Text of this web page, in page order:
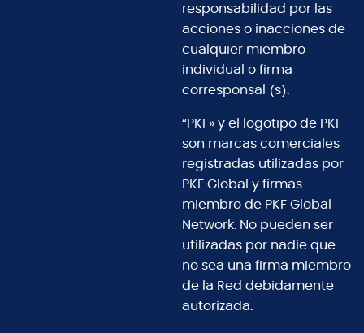
responsabilidad por las
acciones o inacciones de
cualquier miembro
individual o firma
corresponsal (s).
“PKF» y el logotipo de PKF
son marcas comerciales
registradas utilizadas por
PKF Global y firmas
miembro de PKF Global
Network. No pueden ser
utilizadas por nadie que
no sea una firma miembro
de la Red debidamente
autorizada.